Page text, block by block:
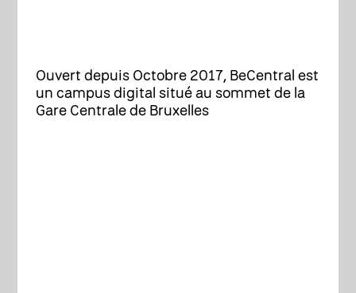
Ouvert depuis Octobre 2017, BeCentral est
un campus digital situé au sommet de la
Gare Centrale de Bruxelles